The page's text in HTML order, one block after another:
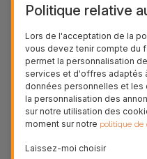
14, 13, 12, entre
Protection à 3
silicone
Nos coques en
construction robuste
construction à trois
Politique relative
Lors de l'acceptation de la
vous devez tenir compte du
permet la personnalisation
services et d'offres adaptés
données personnelles et
la personnalisation des
sur notre utilisation des
moment sur notre politique de
Laissez-moi choisir